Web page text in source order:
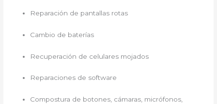
Reparación de pantallas rotas
Cambio de baterías
Recuperación de celulares mojados
Reparaciones de software
Compostura de botones, cámaras, micrófonos,